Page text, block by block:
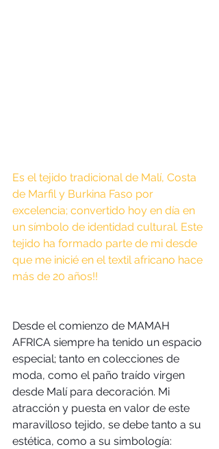
Es el tejido tradicional de Malí, Costa
de Marfil y Burkina Faso por
excelencia; convertido hoy en día en
un símbolo de identidad cultural. Este
tejido ha formado parte de mi desde
que me inicié en el textil africano hace
más de 20 años!!
Desde el comienzo de MAMAH
AFRICA siempre ha tenido un espacio
especial; tanto en colecciones de
moda, como el paño traído virgen
desde Malí para decoración. Mi
atracción y puesta en valor de este
maravilloso tejido, se debe tanto a su
estética, como a su simbología: